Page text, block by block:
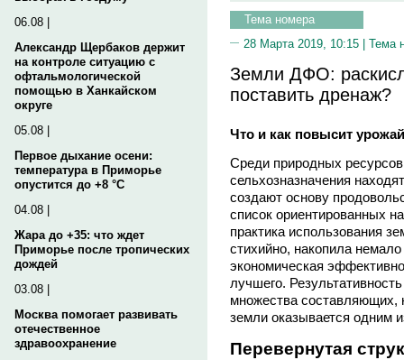
06.08 |
Александр Щербаков держит
на контроле ситуацию с
офтальмологической
помощью в Ханкайском
округе
05.08 |
Первое дыхание осени:
температура в Приморье
опустится до +8 °C
04.08 |
Жара до +35: что ждет
Приморье после тропических
дождей
03.08 |
Москва помогает развивать
отечественное
здравоохранение
Тема номера
28 Марта 2019, 10:15 | Тема
Земли ДФО:
поставить дренаж?
Что и как повысит
Среди природных
сельхозназначения
создают основу
список ориентированных
практика использования
стихийно, накопила
экономическая
лучшего.
множества составляющих,
земли оказывается одним
Перевернутая